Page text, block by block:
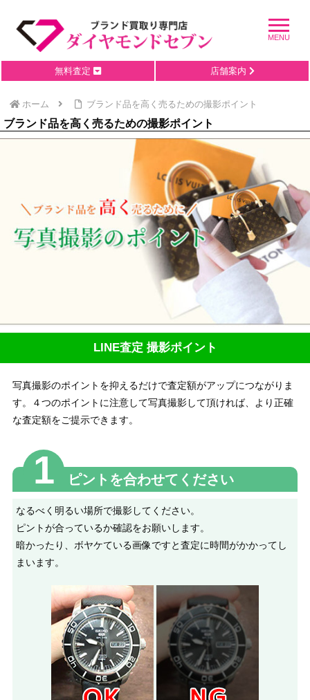
無料査定 店舗案内
ホーム ブランド品を高く売るための撮影ポイント
ブランド品を高く売るための撮影ポイント
LINE査定 撮影ポイント
写真撮影のポイントを抑えるだけで査定額がアップにつながりま
す。４つのポイントに注意して写真撮影して頂ければ、より正確
な査定額をご提示できます。
ピントを合わせてください
1
なるべく明るい場所で撮影してください。
ピントが合っているか確認をお願いします。
暗かったり、ボヤケている画像ですと査定に時間がかかってし
まいます。